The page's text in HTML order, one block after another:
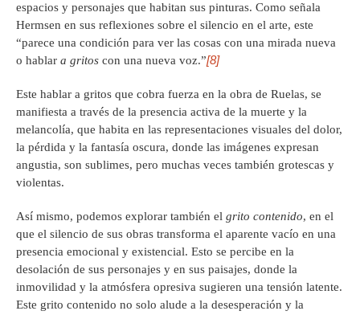
espacios y personajes que habitan sus pinturas. Como señala
Hermsen en sus reflexiones sobre el silencio en el arte, este
“parece una condición para ver las cosas con una mirada nueva
o hablar a gritos con una nueva voz.”[8]
Este hablar a gritos que cobra fuerza en la obra de Ruelas, se
manifiesta a través de la presencia activa de la muerte y la
melancolía, que habita en las representaciones visuales del dolor,
la pérdida y la fantasía oscura, donde las imágenes expresan
angustia, son sublimes, pero muchas veces también grotescas y
violentas.
Así mismo, podemos explorar también el grito contenido, en el
que el silencio de sus obras transforma el aparente vacío en una
presencia emocional y existencial. Esto se percibe en la
desolación de sus personajes y en sus paisajes, donde la
inmovilidad y la atmósfera opresiva sugieren una tensión latente.
Este grito contenido no solo alude a la desesperación y la